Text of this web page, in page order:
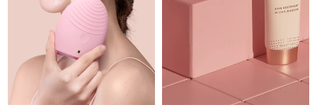
Holandia
8/11/26
Nowa Zelandia
Oczekiwany czas dostawy
8/11/26